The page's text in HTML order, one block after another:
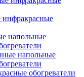
напольные
напольные